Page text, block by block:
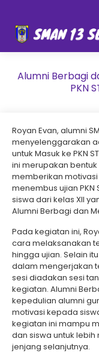
Alumni Berbagi
PKN
Royan Evan, alumni
menyelenggarakan
untuk Masuk ke PKN
ini merupakan
memberikan motivasi
menembus ujian PKN
siswa dari kelas XII
Alumni Berbagi dan
Pada kegiatan ini,
cara melaksanakan
hingga ujian. Selain
dalam mengerjakan
sesi diadakan sesi
kegiatan. Alumni
kepedulian alumni
motivasi kepada
kegiatan ini mampu
dan siswa untuk
jenjang selanjutnya.